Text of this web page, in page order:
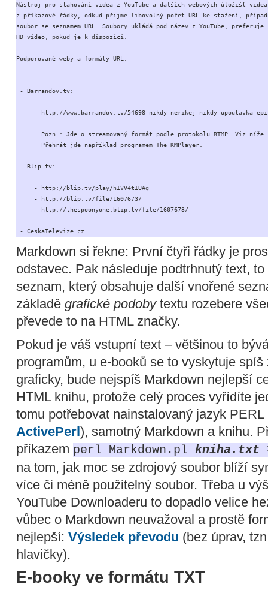
Nástroj pro stahování videa z YouTube a dalších webových úložišť
z příkazové řádky, odkud přijme libovolný počet URL ke stažení,
soubor se seznamem URL. Soubory ukládá pod název z YouTube, preferuje
HD video, pokud je k dispozici.
Podporované weby a formáty URL:
-------------------------------
- Barrandov.tv:
- http://www.barrandov.tv/54698-nikdy-nerikej-nikdy-upoutavka-
       Pozn.: Jde o streamovaný formát podle protokolu RTMP. Viz níže.
       Přehrát jde například programem The KMPlayer.
- Blip.tv:
     - http://blip.tv/play/hIVV4tIUAg
     - http://blip.tv/file/1607673/
     - http://thespoonyone.blip.tv/file/1607673/
- CeskaTelevize.cz
Markdown si řekne: První čtyři řádky je
odstavec. Pak následuje podtrhnutý text,
seznam, který obsahuje další vnořené
základě grafické podobytextu rozebere
převede to na HTML značky.
Pokud je váš vstupní text – většinou to
programům, u e-booků se to vyskytuje
graficky, bude nejspíš Markdown nejlepší
HTML knihu, protože celý proces vyřídíte
tomu potřebovat nainstalovaný jazyk
ActivePerl ), samotný Markdown a knihu.
příkazem perl Markdown.pl kniha.txt
na tom, jak moc se zdrojový soubor blíží
více či méně použitelný soubor. Třeba u
YouTube Downloaderu to dopadlo velice
vůbec o Markdown neuvažoval a prostě
nejlepší: Výsledek převodu (bez úprav,
hlavičky).
E-booky ve formátu TXT